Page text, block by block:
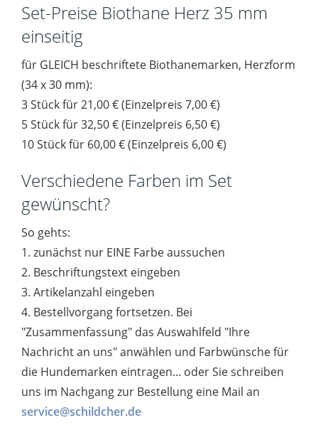
Set-Preise Biothane Herz 35 mm
einseitig
für GLEICH beschriftete Biothanemarken, Herzform
(34 x 30 mm):
3 Stück für 21,00 € (Einzelpreis 7,00 €)
5 Stück für 32,50 € (Einzelpreis 6,50 €)
10 Stück für 60,00 € (Einzelpreis 6,00 €)
Verschiedene Farben im Set
gewünscht?
So gehts:
1. zunächst nur EINE Farbe aussuchen
2. Beschriftungstext eingeben
3. Artikelanzahl eingeben
4. Bestellvorgang fortsetzen. Bei
"Zusammenfassung" das Auswahlfeld "Ihre
Nachricht an uns" anwählen und Farbwünsche für
die Hundemarken eintragen... oder Sie schreiben
uns im Nachgang zur Bestellung eine Mail an
service@schildcher.de